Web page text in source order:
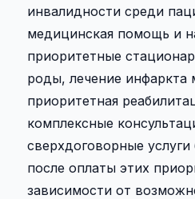
инвалидности среди
медицинская помощь и
приоритетные
роды, лечение инфаркта
приоритетная
комплексные
сверхдоговорные
после оплаты этих
зависимости от